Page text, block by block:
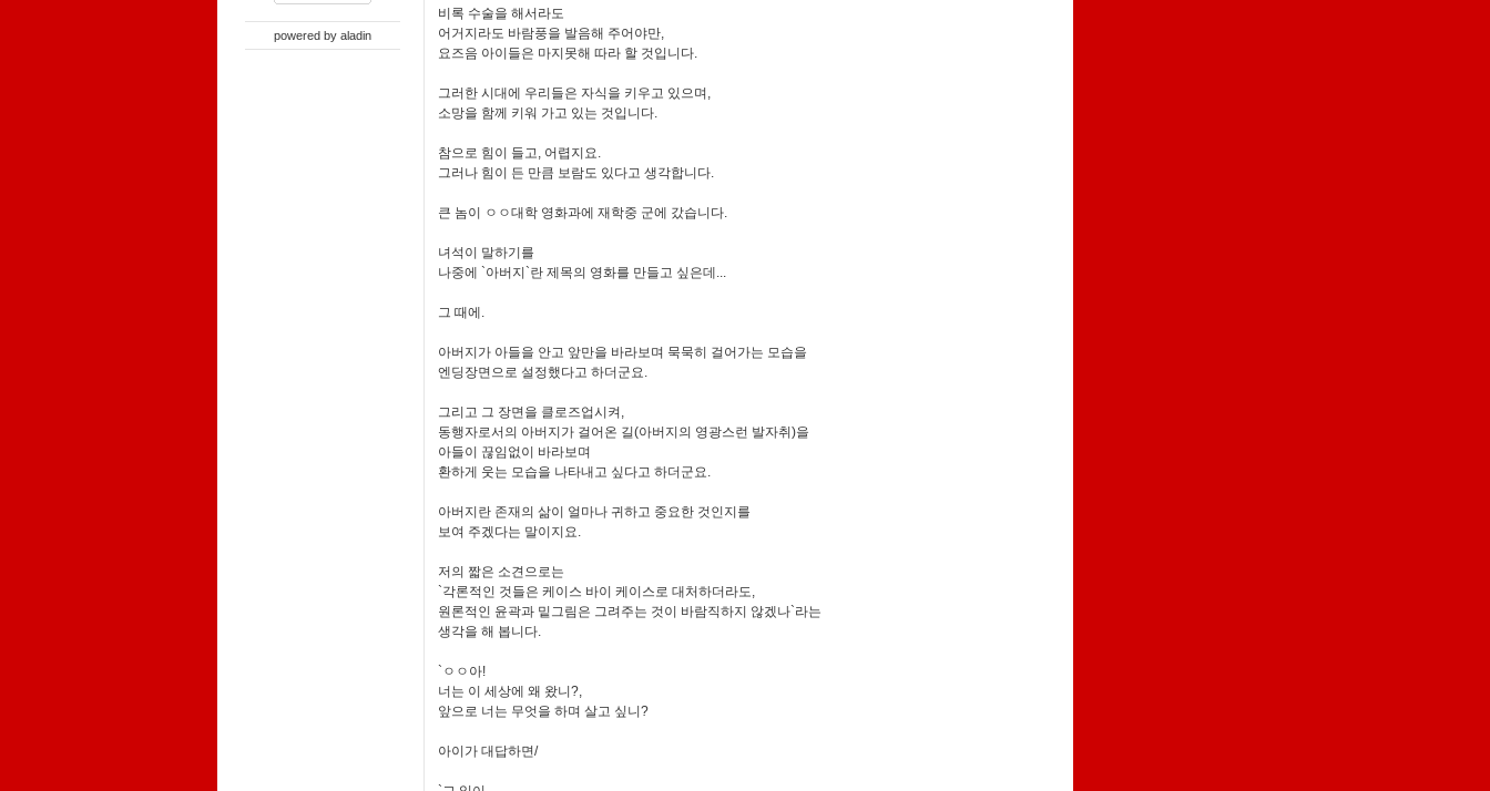
powered by aladin
비록 수술을 해서라도
어거지라도 바람풍을 발음해 주어야만,
요즈음 아이들은 마지못해 따라 할 것입니다.
그러한 시대에 우리들은 자식을 키우고 있으며,
소망을 함께 키워 가고 있는 것입니다.
참으로 힘이 들고, 어렵지요.
그러나 힘이 든 만큼 보람도 있다고 생각합니다.
큰 놈이 ㅇㅇ대학 영화과에 재학중 군에 갔습니다.
녀석이 말하기를
나중에 `아버지`란 제목의 영화를 만들고 싶은데...
그 때에.
아버지가 아들을 안고 앞만을 바라보며 묵묵히 걸어가는 모습을
엔딩장면으로 설정했다고 하더군요.
그리고 그 장면을 클로즈업시켜,
동행자로서의 아버지가 걸어온 길(아버지의 영광스런 발자취)을
아들이 끊임없이 바라보며
환하게 웃는 모습을 나타내고 싶다고 하더군요.
아버지란 존재의 삶이 얼마나 귀하고 중요한 것인지를
보여 주겠다는 말이지요.
저의 짧은 소견으로는
`각론적인 것들은 케이스 바이 케이스로 대처하더라도,
원론적인 윤곽과 밑그림은 그려주는 것이 바람직하지 않겠나`라는
생각을 해 봅니다.
`ㅇㅇ아!
너는 이 세상에 왜 왔니?,
앞으로 너는 무엇을 하며 살고 싶니?
아이가 대답하면/